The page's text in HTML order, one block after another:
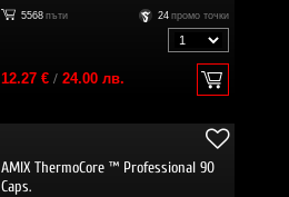
5568 пъти 24 промо точки
12.27 €/ 24.00 лв.
AMIX ThermoCore ™ Professional 90
Caps.